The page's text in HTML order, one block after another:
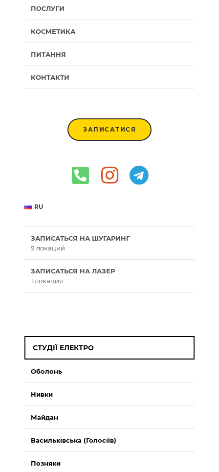
ПОСЛУГИ
КОСМЕТИКА
ПИТАННЯ
КОНТАКТИ
ЗАПИСАТИСЯ
RU
ЗАПИСАТЬСЯ НА ШУГАРИНГ
9 локаций
ЗАПИСАТЬСЯ НА ЛАЗЕР
1 локация
СТУДІЇ ЕЛЕКТРО
Оболонь
Нивки
Майдан
Васильківська (Голосіїв)
Позняки